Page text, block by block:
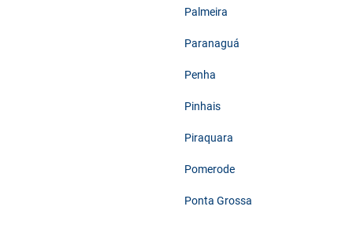
Palmeira
Paranaguá
Penha
Pinhais
Piraquara
Pomerode
Ponta Grossa